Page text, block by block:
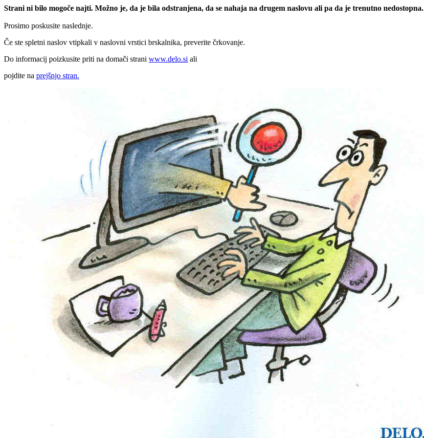
Strani ni bilo mogoče najti. Možno je, da je bila odstranjena, da se nahaja na drugem naslovu ali pa da je trenutno nedostopna.
Prosimo poskusite naslednje.
Če ste spletni naslov vtipkali v naslovni vrstici brskalnika, preverite črkovanje.
Do informacij poizkusite priti na domači strani www.delo.si ali
pojdite na prejšnjo stran.